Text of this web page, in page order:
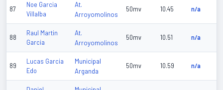
87
Noe Garcia
Villalba
At.
Arroyomolinos
50mv 10.45 n/a
88
Raul Martin
Garcia
At.
Arroyomolinos
50mv 10.51 n/a
89
Lucas Garcia
Edo
Municipal
Arganda
50mv 10.59 n/a